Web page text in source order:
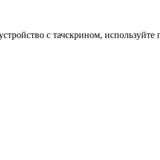
с тачскрином,